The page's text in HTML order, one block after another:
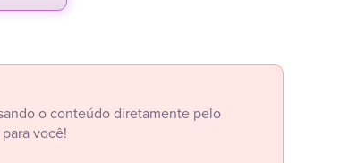
o conteúdo diretamente pelo
você!